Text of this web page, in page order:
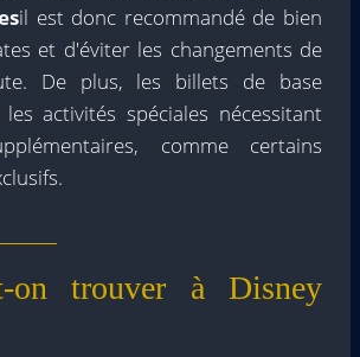
il est donc recommandé de bien
et d'éviter les changements de
De plus, les billets de base
activités spéciales nécessitant
comme certains
on trouver à Disney